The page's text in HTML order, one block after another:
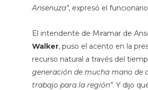
Ansenuza”, expresó el
El intendente de Miramar de
Walker, puso el acento en la
recurso natural a través del
generación de mucha mano de
trabajo para la región”. Y dijo